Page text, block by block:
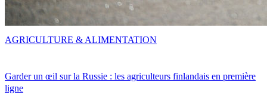
Garder un œil sur la Russie : les agriculteurs finlandais en première
ligne
AGRICULTURE & ALIMENTATION